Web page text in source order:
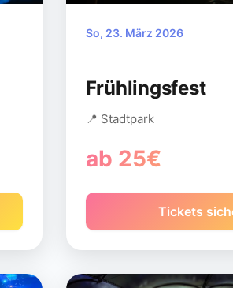
So, 23. März 2026
Frühlingsfest
📍 Stadtpark
ab 25€
Tickets